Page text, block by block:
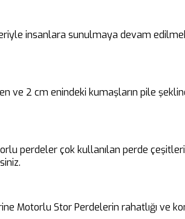
insanlara sunulmaya devam
ve 2 cm enindeki kumaşların pile
perdeler çok kullanılan perde
Motorlu Stor Perdelerin rahatlığı ve